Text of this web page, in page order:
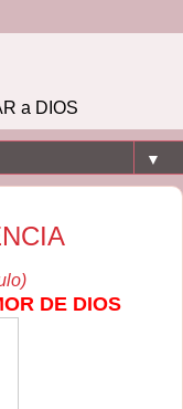
a DIOS
▼
DE DIOS